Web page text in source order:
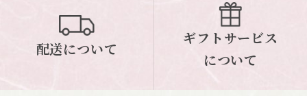
配送について
ギフトサービス
について